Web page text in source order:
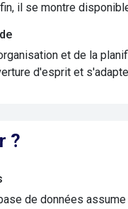
il se montre
et de la
d'esprit et
?
de données